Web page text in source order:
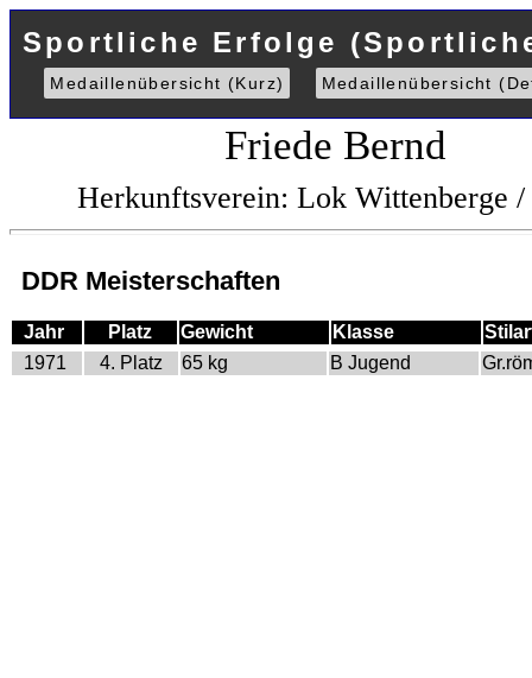
Sportliche Erfolge
Medaillenübersicht (Kurz) Medaillenübersicht
Friede Bernd
Herkunftsverein: Lok Wittenberge
DDR Meisterschaften
Jahr Platz Gewicht Klasse
1971
4. Platz 65 kg B Jugend